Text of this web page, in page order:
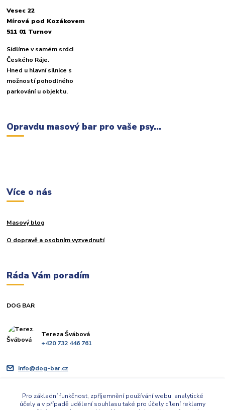
Vesec 22
Mírová pod Kozákovem
511 01 Turnov
Sídlíme v samém srdci
Českého Ráje.
Hned u hlavní silnice s
možností pohodlného
parkování u objektu.
Opravdu masový bar pro vaše psy...
Více o nás
Masový blog
O dopravě a osobním vyzvednutí
Ráda Vám poradím
DOG BAR
Tereza Švábová
+420 732 446 761
info@dog-bar.cz
Pro základní funkčnost, zpříjemnění používání webu, analytické
účely a v případě udělení souhlasu také pro účely cílení reklamy